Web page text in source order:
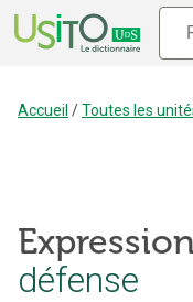
Accueil /Toutes les
défense